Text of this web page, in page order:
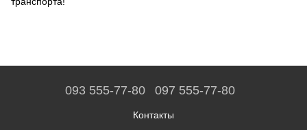
093 555-77-80 097 555-77-80
Контакты